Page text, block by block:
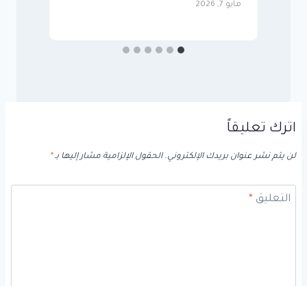
مايو 7, 2026
اترك تعليقاً
لن يتم نشر عنوان بريدك الإلكتروني. الحقول الإلزامية مشار إليها بـ*
التعليق*